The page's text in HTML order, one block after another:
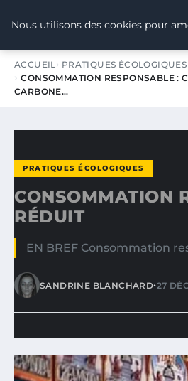
TOUR DE FRANCE
ACCUEIL
PRATIQUES ÉCOLOGIQUES
CONSOMMATION RESPONSABLE :
CARBONE…
PRATIQUES ÉCOLOGIQUES
CONSOMMATION
RÉDUIT
EN BREF Consommation
SANDRINE BLANCHARD•27
Nous utilisons des cookies pour